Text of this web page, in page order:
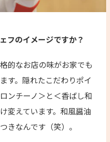
のイメージですか？
的なお店の味がお家でも
す。隠れたこだわりポイ
ンチーノ＞と＜香ばし和
変えています。和風醤油
きなんです（笑）。